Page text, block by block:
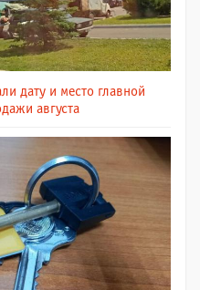
дату и место главной
августа